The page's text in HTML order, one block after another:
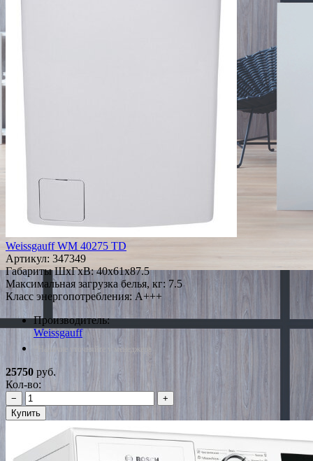
Weissgauff WM 40275 TD
Артикул: 347349
Габариты ШxГxВ: 40x61x87.5
Максимальная загрузка белья, кг: 7.5
Класс энергопотребления: A+++
Производитель:
Weissgauff
*Наличие уточняйте у менеджера
25750 руб.
Кол-во:
−
+
Купить